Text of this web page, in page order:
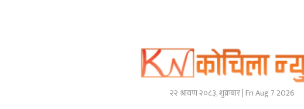
२२ श्रावण २०८३, शुक्रबार | Fri Aug 7 2026